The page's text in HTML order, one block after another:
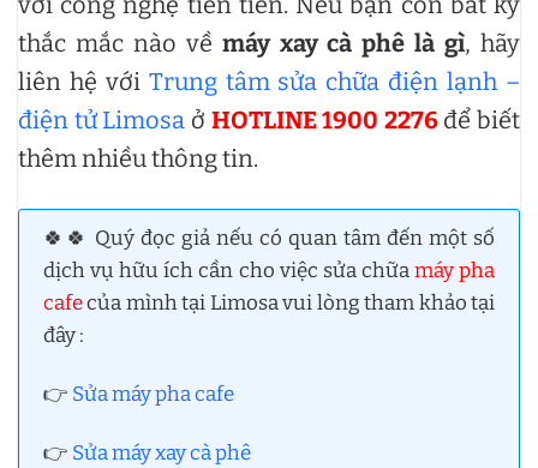
thắc mắc nào về máy xay cà phê là gì, hãy
liên hệ với Trung tâm sửa chữa điện lạnh –
điện tử Limosa ở HOTLINE 1900 2276để biết
thêm nhiều thông tin.
🍀🍀 Quý đọc giả nếu có quan tâm đến một số
dịch vụ hữu ích cần cho việc sửa chữamáy pha
cafecủa mình tại Limosa vui lòng tham khảo tại
đây :
👉 Sửa máy pha cafe
👉 Sửa máy xay cà phê